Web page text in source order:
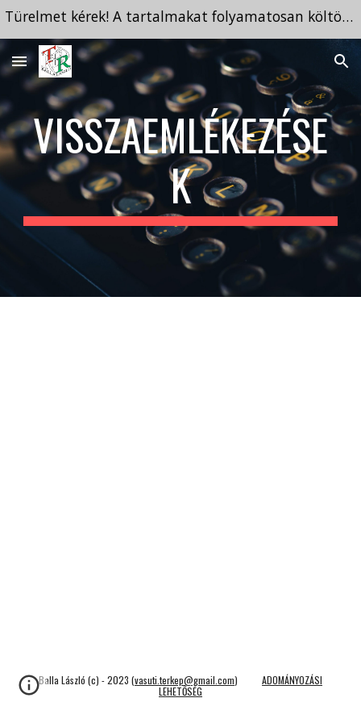
Türelmet kérek! A tartalmakat folyamatosan költöztetem ide a megszűnt tárhelyről.
VISSZAEMLÉKEZÉSE
K
Balla László (c) - 2023 (vasuti.terkep@gmail.com) ADOMÁNYOZÁSI
LEHETŐSÉG